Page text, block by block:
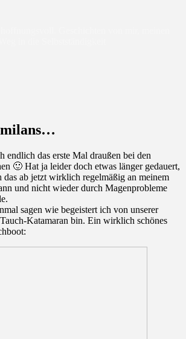
das erste Mal draußen bei den
🙂 Hat ja leider doch etwas länger gedauert,
das ab jetzt wirklich regelmäßig an meinem
und nicht wieder durch Magenprobleme
sagen wie begeistert ich von unserer
Katamaran bin. Ein wirklich schönes